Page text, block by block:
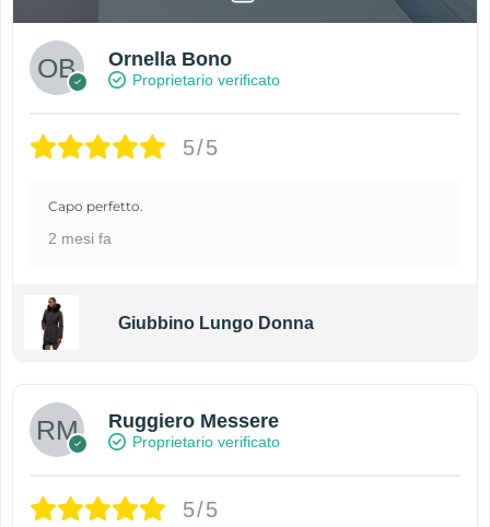
Ornella Bono
Proprietario verificato
5/5
Capo perfetto.
2 mesi fa
Giubbino Lungo Donna
Ruggiero Messere
Proprietario verificato
5/5